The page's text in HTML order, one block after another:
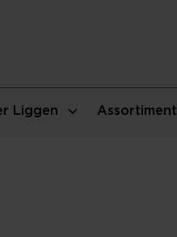
Liggen Assortiment